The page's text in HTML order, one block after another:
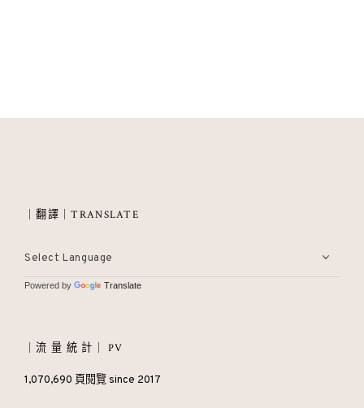
｜翻譯｜TRANSLATE
Powered by Translate
｜流 量 統 計｜ PV
1,070,690 頁閱覽 since 2017